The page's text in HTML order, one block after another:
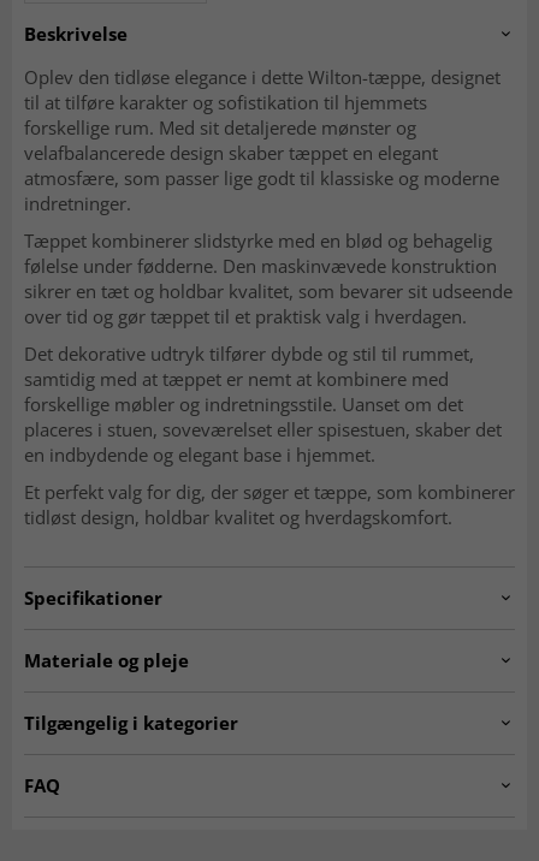
Beskrivelse
Oplev den tidløse elegance i dette Wilton-tæppe, designet
til at tilføre karakter og sofistikation til hjemmets
forskellige rum. Med sit detaljerede mønster og
velafbalancerede design skaber tæppet en elegant
atmosfære, som passer lige godt til klassiske og moderne
indretninger.
Tæppet kombinerer slidstyrke med en blød og behagelig
følelse under fødderne. Den maskinvævede konstruktion
sikrer en tæt og holdbar kvalitet, som bevarer sit udseende
over tid og gør tæppet til et praktisk valg i hverdagen.
Det dekorative udtryk tilfører dybde og stil til rummet,
samtidig med at tæppet er nemt at kombinere med
forskellige møbler og indretningsstile. Uanset om det
placeres i stuen, soveværelset eller spisestuen, skaber det
en indbydende og elegant base i hjemmet.
Et perfekt valg for dig, der søger et tæppe, som kombinerer
tidløst design, holdbar kvalitet og hverdagskomfort.
Specifikationer
Størrelser
Materiale og pleje
MATERIALE
Tilgængelig i kategorier
Luxury ☆
FAQ